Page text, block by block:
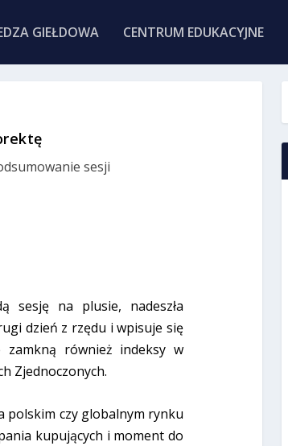
GIEŁDOWA CENTRUM EDUKACYJNE
sesji
sesję na plusie, nadeszła
dzień z rzędu i wpisuje się
również indeksy w
Zjednoczonych.
polskim czy globalnym rynku
kupujących i moment do